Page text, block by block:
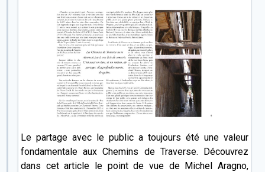
Le partage avec le public a toujours été une valeur
fondamentale aux Chemins de Traverse. Découvrez
dans cet article le point de vue de Michel Aragno,